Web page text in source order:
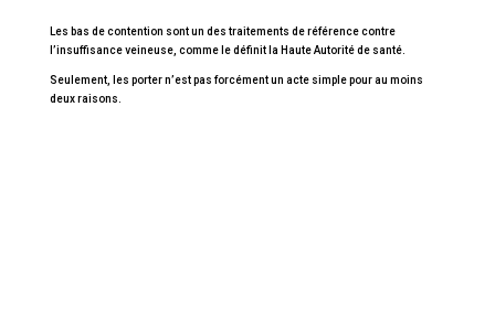
Les bas de contention sont un des traitements de référence contre
l’insuffisance veineuse, comme le définit la Haute Autorité de santé.
Seulement, les porter n’est pas forcément un acte simple pour au moins
deux raisons.